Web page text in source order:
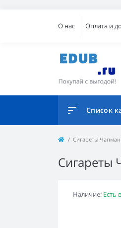
О нас Оплата и
Список
Сигареты
Сигареты
Наличие: Есть